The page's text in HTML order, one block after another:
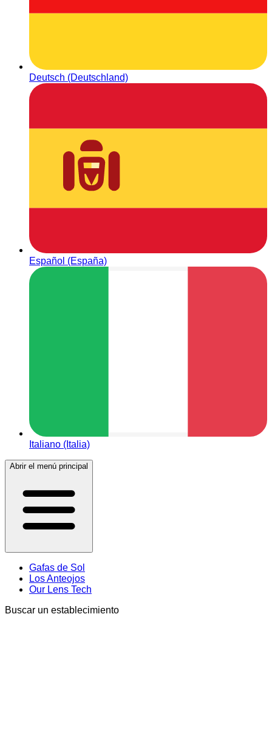
Deutsch (Deutschland)
Español (España)
Italiano (Italia)
Abrir el menú principal
Gafas de Sol
Los Anteojos
Our Lens Tech
Buscar un establecimiento